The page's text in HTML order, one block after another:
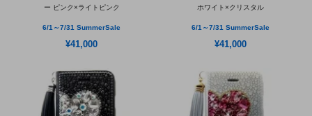
ー ピンク×ライトピンク
6/1～7/31 SummerSale
¥41,000
ホワイト×クリスタル
6/1～7/31 SummerSale
¥41,000